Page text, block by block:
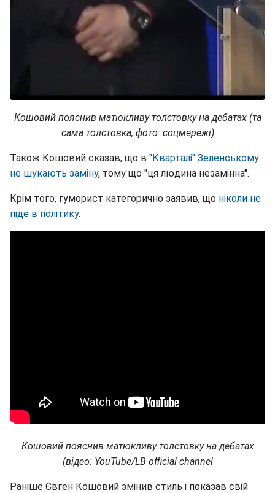
Кошовий пояснив матюкливу толстовку на дебатах (та
сама толстовка, фото: соцмережі)
Також Кошовий сказав, що в "Кварталі" Зеленському
не шукають заміну, тому що "ця людина незамінна".
Крім того, гуморист категорично заявив, що ніколи не
піде в політику.
Кошовий пояснив матюкливу толстовку на дебатах
(відео: YouTube/LB official channel
Раніше Євген Кошовий змінив стиль і показав свій